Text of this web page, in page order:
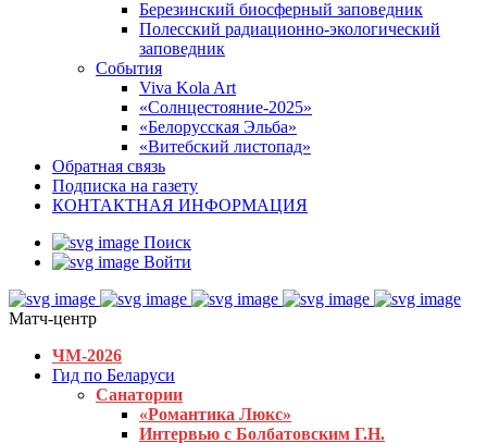
Березинский биосферный заповедник
Полесский радиационно-экологический
заповедник
События
Viva Kola Art
«Солнцестояние-2025»
«Белорусская Эльба»
«Витебский листопад»
Обратная связь
Подписка на газету
КОНТАКТНАЯ ИНФОРМАЦИЯ
Поиск
Войти
Матч-центр
ЧМ-2026
Гид по Беларуси
Санатории
«Романтика Люкс»
Интервью с Болбатовским Г.Н.